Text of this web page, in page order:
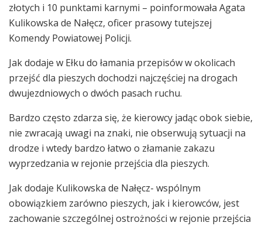
złotych i 10 punktami karnymi – poinformowała Agata
Kulikowska de Nałęcz, oficer prasowy tutejszej
Komendy Powiatowej Policji.
Jak dodaje w Ełku do łamania przepisów w okolicach
przejść dla pieszych dochodzi najczęściej na drogach
dwujezdniowych o dwóch pasach ruchu.
Bardzo często zdarza się, że kierowcy jadąc obok siebie,
nie zwracają uwagi na znaki, nie obserwują sytuacji na
drodze i wtedy bardzo łatwo o złamanie zakazu
wyprzedzania w rejonie przejścia dla pieszych.
Jak dodaje Kulikowska de Nałęcz- wspólnym
obowiązkiem zarówno pieszych, jak i kierowców, jest
zachowanie szczególnej ostrożności w rejonie przejścia